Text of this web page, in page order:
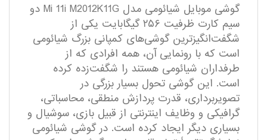
گوشی موبایل شیائومی مدل Mi 11i M2012K11G دو
سیم کارت ظرفیت ۲۵۶ گیگابایت یکی از
شگفت‌انگیزترین گوشی‌های کمپانی بزرگ شیائومی
است که با رونمایی آن، همه افرادی که از
طرفداران شیائومی هستند را شگفت‌زده کرده
است. این گوشی تحول بسیار بزرگی در
تصویربرداری، قدرت پردازش منطقی، محاسباتی،
گرافیکی و وظایف اینترنتی از قبیل بازی، سوشیال و
بسیاری دیگر ایجاد کرده است. در گوشی شیائومی